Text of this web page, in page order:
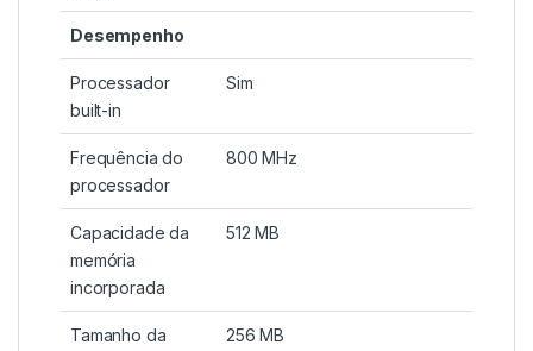
Desempenho
Processador
built-in
Sim
Frequência do
processador
800 MHz
Capacidade da
memória
incorporada
512 MB
Tamanho da
256 MB